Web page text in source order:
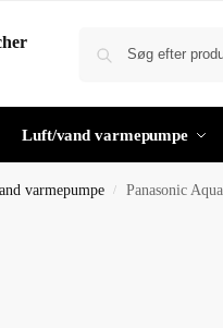
Luft/vand varmepumpe
varmepumpe / Panasonic